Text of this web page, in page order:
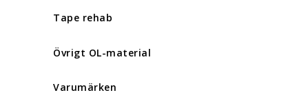
Tape rehab
Övrigt OL-material
Varumärken